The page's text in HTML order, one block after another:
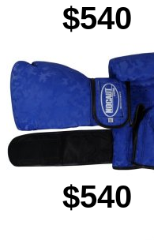
$540
$540